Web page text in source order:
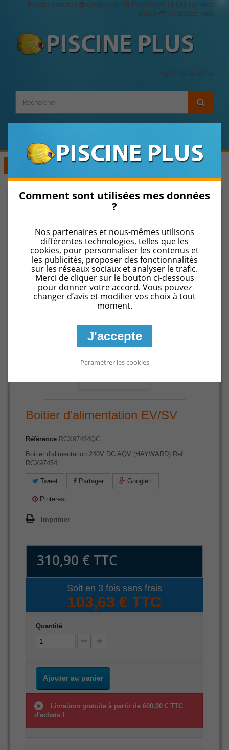
Votre compte Connexion Promotions
Qui sommes
nous
Contactez-nous
09-82-24-83-72
Voir les Catégories
Pièces détachées pour robot
EV/SV
Boitier d'alimentation EV/SV
Référence RCX97454QC
Boitier d'alimentation 240V DC AQV (HAYWARD) Ref :
RCX97454
Tweet Partager Google+
Pinterest
Imprimer
310,90 €TTC
Soit en 3 fois sans frais
103,63 € TTC
Quantité
Ajouter au panier
Livraison gratuite à partir de 600,00 € TTC
d'achats !
Comment sont utilisées mes données
?
Nos partenaires et nous-mêmes utilisons
différentes technologies, telles que les
cookies, pour personnaliser les contenus et
les publicités, proposer des fonctionnalités
sur les réseaux sociaux et analyser le trafic.
Merci de cliquer sur le bouton ci-dessous
pour donner votre accord. Vous pouvez
changer d’avis et modifier vos choix à tout
moment.
J'accepte
Paramétrer les cookies